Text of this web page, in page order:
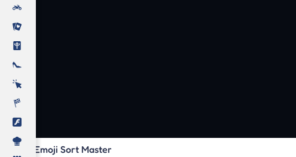
Emoji Sort Master